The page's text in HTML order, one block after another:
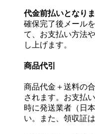
代金前払いとなりま
確保完了後メール
て、お支払い方法
し上げます。
商品代引
商品代金＋送料の
されます。お支払
時に発送業者（日
い。また、領収証